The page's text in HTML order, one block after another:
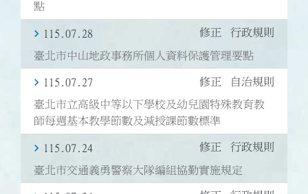
點
115.07.28 修正 行政規則
臺北市中山地政事務所個人資料保護管理要點
115.07.27 修正 自治規則
臺北市立高級中等以下學校及幼兒園特殊教育教
師每週基本教學節數及減授課節數標準
115.07.24 修正 行政規則
臺北市交通義勇警察大隊編組協勤實施規定